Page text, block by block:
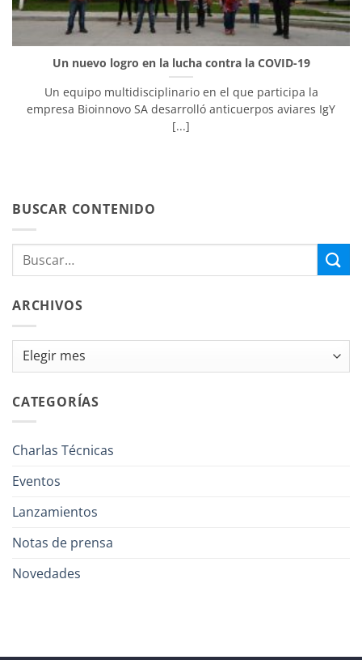
Un nuevo logro en la lucha contra la COVID-19
Un equipo multidisciplinario en el que participa la
empresa Bioinnovo SA desarrolló anticuerpos aviares IgY
[...]
BUSCAR CONTENIDO
ARCHIVOS
Archivos
CATEGORÍAS
Charlas Técnicas
Eventos
Lanzamientos
Notas de prensa
Novedades